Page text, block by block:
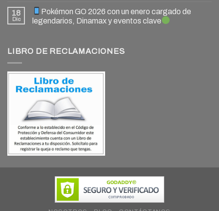
18
Dic
Pokémon GO 2026 con un enero cargado de
legendarios, Dinamax y eventos clave
LIBRO DE RECLAMACIONES